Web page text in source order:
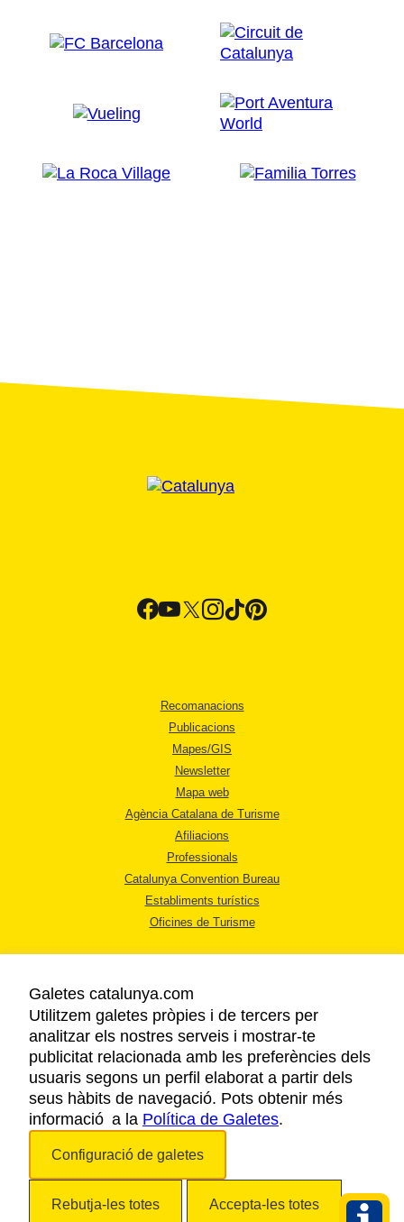
Recomanacions
Publicacions
Mapes/GIS
Newsletter
Mapa web
Agència Catalana de Turisme
Afiliacions
Professionals
Catalunya Convention Bureau
Establiments turístics
Oficines de Turisme
AVÍS LEGAL
POLÍTICA DE PRIVACITAT
COOKIES
ACCESSIBILITAT
Galetes catalunya.com
Utilitzem galetes pròpies i de tercers per
analitzar els nostres serveis i mostrar-te
publicitat relacionada amb les preferències dels
usuaris segons un perfil elaborat a partir dels
seus hàbits de navegació. Pots obtenir més
informació a la Política de Galetes.
Configuració de galetes
Rebutja-les totes Accepta-les totes